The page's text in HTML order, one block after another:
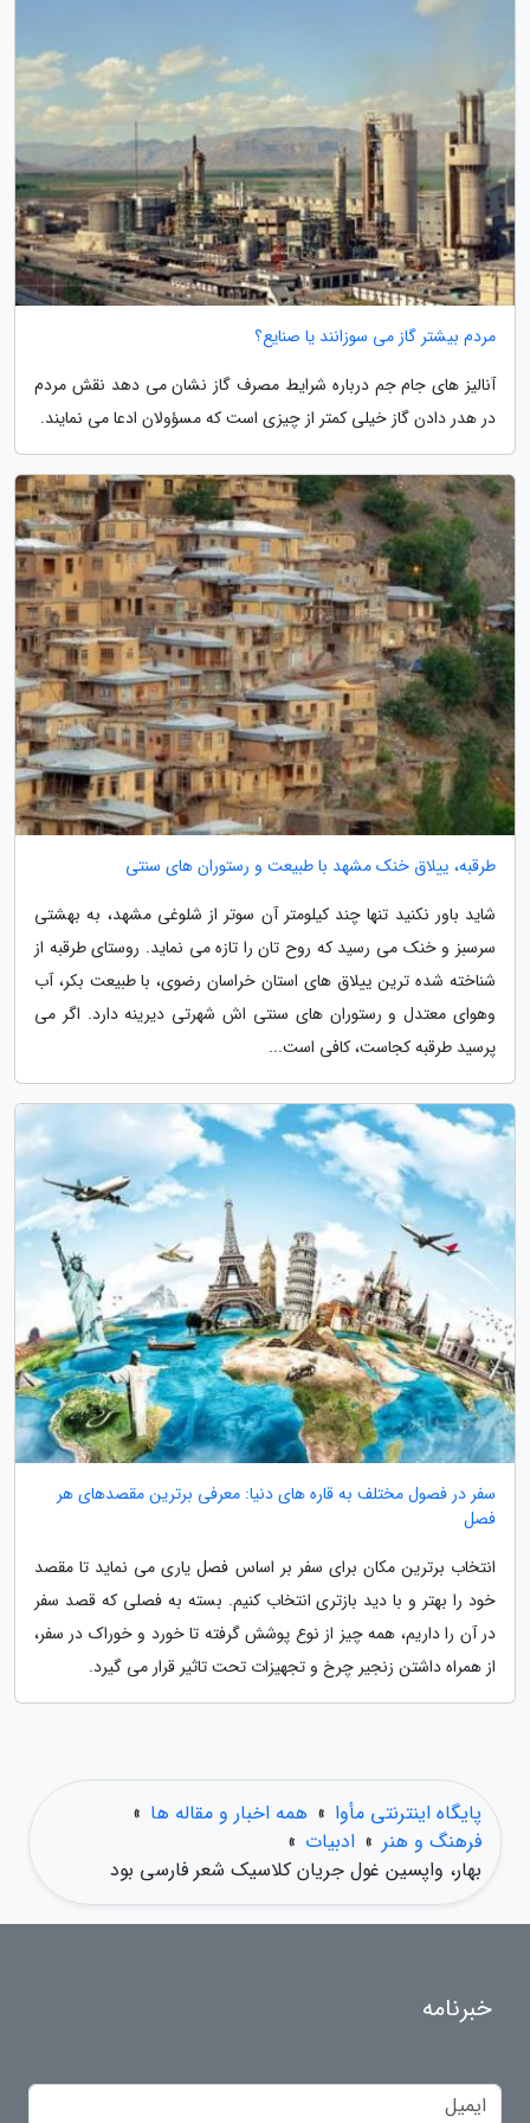
مردم بیشتر گاز می سوزانند یا صنایع؟
آنالیز های جام جم درباره شرایط مصرف گاز نشان می دهد نقش مردم
در هدر دادن گاز خیلی کمتر از چیزی است که مسؤولان ادعا می نمایند.
طرقبه، ییلاق خنک مشهد با طبیعت و رستوران های سنتی
شاید باور نکنید تنها چند کیلومتر آن سوتر از شلوغی مشهد، به بهشتی
سرسبز و خنک می رسید که روح تان را تازه می نماید. روستای طرقبه از
شناخته شده ترین ییلاق های استان خراسان رضوی، با طبیعت بکر، آب
وهوای معتدل و رستوران های سنتی اش شهرتی دیرینه دارد. اگر می
پرسید طرقبه کجاست، کافی است...
سفر در فصول مختلف به قاره های دنیا: معرفی برترین مقصدهای هر
فصل
انتخاب برترین مکان برای سفر بر اساس فصل یاری می نماید تا مقصد
خود را بهتر و با دید بازتری انتخاب کنیم. بسته به فصلی که قصد سفر
در آن را داریم، همه چیز از نوع پوشش گرفته تا خورد و خوراک در سفر،
از همراه داشتن زنجیر چرخ و تجهیزات تحت تاثیر قرار می گیرد.
پایگاه اینترنتی مأوا » همه اخبار و مقاله ها »
فرهنگ و هنر » ادبیات »
بهار، واپسین غول جریان کلاسیک شعر فارسی بود
خبرنامه